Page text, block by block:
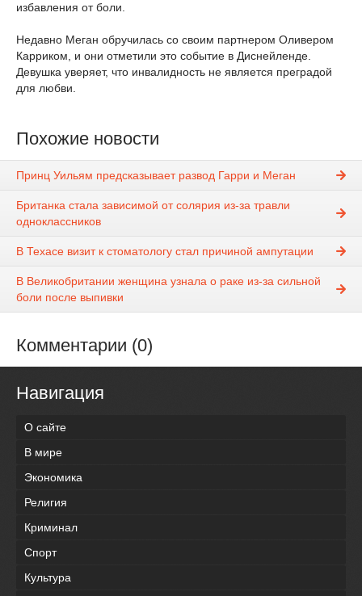
избавления от боли.
Недавно Меган обручилась со своим партнером Оливером
Карриком, и они отметили это событие в Диснейленде.
Девушка уверяет, что инвалидность не является преградой
для любви.
Похожие новости
Принц Уильям предсказывает развод Гарри и Меган
Британка стала зависимой от солярия из-за травли
одноклассников
В Техасе визит к стоматологу стал причиной ампутации
В Великобритании женщина узнала о раке из-за сильной
боли после выпивки
Комментарии (0)
Навигация
О сайте
В мире
Экономика
Религия
Криминал
Спорт
Культура